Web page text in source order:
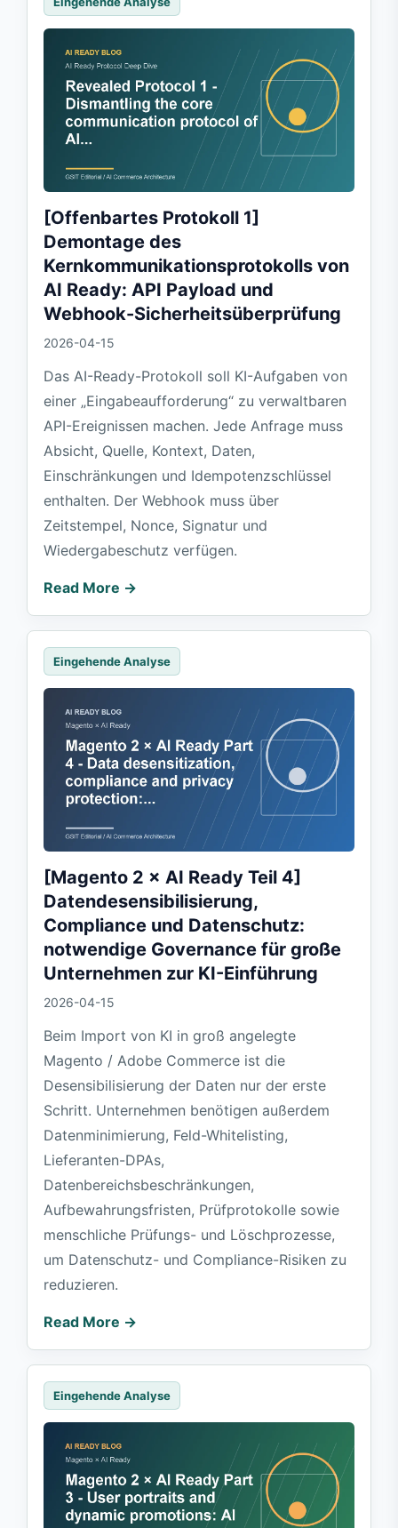
[Offenbartes Protokoll 1]
Demontage des
Kernkommunikationsprotokolls von
AI Ready: API Payload und
Webhook-Sicherheitsüberprüfung
2026-04-15
Das AI-Ready-Protokoll soll KI-Aufgaben von
einer „Eingabeaufforderung“ zu verwaltbaren
API-Ereignissen machen. Jede Anfrage muss
Absicht, Quelle, Kontext, Daten,
Einschränkungen und Idempotenzschlüssel
enthalten. Der Webhook muss über
Zeitstempel, Nonce, Signatur und
Wiedergabeschutz verfügen.
Read More →
Eingehende Analyse
[Magento 2 × AI Ready Teil 4]
Datendesensibilisierung,
Compliance und Datenschutz:
notwendige Governance für große
Unternehmen zur KI-Einführung
2026-04-15
Beim Import von KI in groß angelegte
Magento / Adobe Commerce ist die
Desensibilisierung der Daten nur der erste
Schritt. Unternehmen benötigen außerdem
Datenminimierung, Feld-Whitelisting,
Lieferanten-DPAs,
Datenbereichsbeschränkungen,
Aufbewahrungsfristen, Prüfprotokolle sowie
menschliche Prüfungs- und Löschprozesse,
um Datenschutz- und Compliance-Risiken zu
reduzieren.
Read More →
Eingehende Analyse